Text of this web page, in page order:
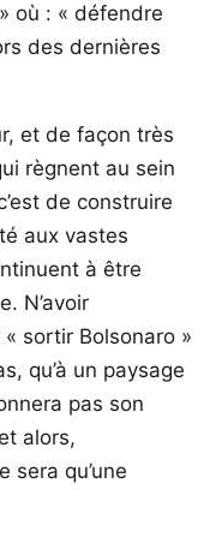
où : « défendre
des dernières
et de façon très
règnent au sein
de construire
aux vastes
à être
N’avoir
sortir Bolsonaro »
qu’à un paysage
pas son
alors,
sera qu’une